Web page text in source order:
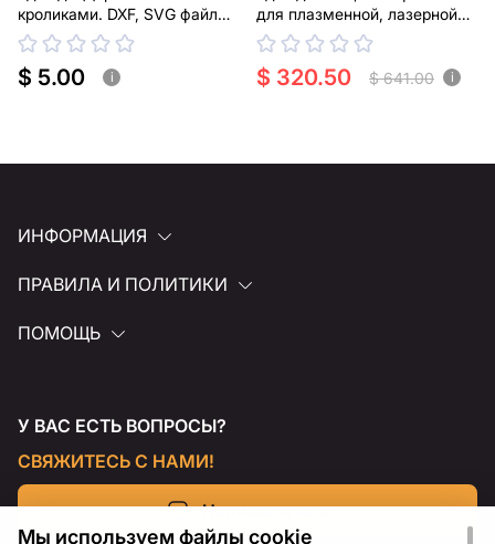
кроликами. DXF, SVG файлы
для плазменной, лазерной
резки
$ 5.00 i
для плазменной, лазерной
резки
$ 320.50 $ 641.00 i
ИНФОРМАЦИЯ
ПРАВИЛА И ПОЛИТИКИ
ПОМОЩЬ
У ВАС ЕСТЬ ВОПРОСЫ?
СВЯЖИТЕСЬ С НАМИ!
Напишите нам
Мы используем файлы cookie